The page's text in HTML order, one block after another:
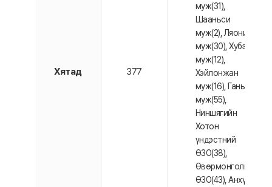
Хятад 377
муж(31),
Шааньси
муж(2), Ляонин
муж(30), Хубэй
муж(12),
Хэйлонжан
муж(16), Ганьсу
муж(55),
Ниншягийн
Хотон
үндэстний
ӨЗО(38),
Өвөрмонголын
ӨЗО(43), Анхүй